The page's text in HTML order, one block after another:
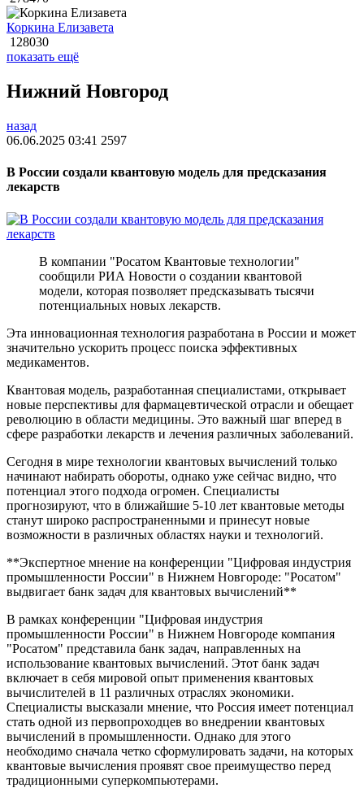
Коркина Елизавета
128030
показать ещё
Нижний Новгород
назад
06.06.2025 03:41 2597
В России создали квантовую модель для предсказания
лекарств
В компании "Росатом Квантовые технологии"
сообщили РИА Новости о создании квантовой
модели, которая позволяет предсказывать тысячи
потенциальных новых лекарств.
Эта инновационная технология разработана в России и может
значительно ускорить процесс поиска эффективных
медикаментов.
Квантовая модель, разработанная специалистами, открывает
новые перспективы для фармацевтической отрасли и обещает
революцию в области медицины. Это важный шаг вперед в
сфере разработки лекарств и лечения различных заболеваний.
Сегодня в мире технологии квантовых вычислений только
начинают набирать обороты, однако уже сейчас видно, что
потенциал этого подхода огромен. Специалисты
прогнозируют, что в ближайшие 5-10 лет квантовые методы
станут широко распространенными и принесут новые
возможности в различных областях науки и технологий.
**Экспертное мнение на конференции "Цифровая индустрия
промышленности России" в Нижнем Новгороде: "Росатом"
выдвигает банк задач для квантовых вычислений**
В рамках конференции "Цифровая индустрия
промышленности России" в Нижнем Новгороде компания
"Росатом" представила банк задач, направленных на
использование квантовых вычислений. Этот банк задач
включает в себя мировой опыт применения квантовых
вычислителей в 11 различных отраслях экономики.
Специалисты высказали мнение, что Россия имеет потенциал
стать одной из первопроходцев во внедрении квантовых
вычислений в промышленности. Однако для этого
необходимо сначала четко сформулировать задачи, на которых
квантовые вычисления проявят свое преимущество перед
традиционными суперкомпьютерами.